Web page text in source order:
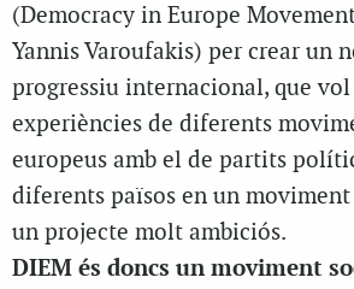
(Democracy in Europe
Yannis Varoufakis) per crear un
progressiu internacional, que
experiències de diferents
europeus amb el de partits
diferents països en un moviment
un projecte molt ambiciós.
DIEM és doncs un moviment